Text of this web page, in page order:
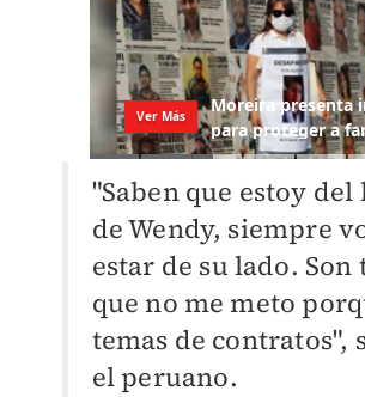
"Saben que estoy del
de Wendy, siempre
estar de su lado. Son
que no me meto
temas de contratos",
el peruano.